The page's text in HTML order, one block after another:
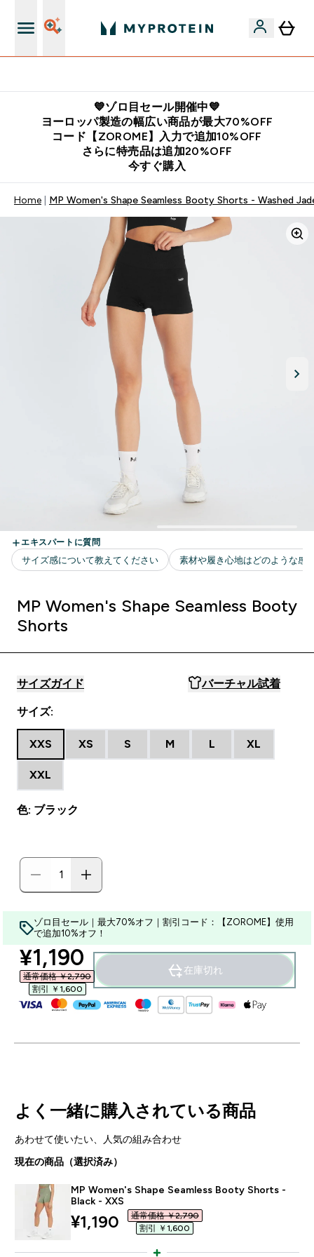
💙ゾロ目セール開催中💙
ヨーロッパ製造の幅広い商品が最大70%OFF
コード【ZOROME】入力で追加10%OFF
さらに特売品は追加20%OFF
今すぐ購入
Home MP Women's Shape Seamless Booty Shorts - Washed
MP Women's Shape Seamless Booty
Shorts
サイズガイド バーチャル試着
サイズ:
XXS XS S M L XL
XXL
色: ブラック
ゾロ目セール｜最大70%オフ｜割引コード：【ZOROME】使用
で追加10%オフ！
discounted price
¥1,190‎
通常価格 ￥2,790‎
割引 ￥1,600‎
在庫切れ
よく一緒に購入されている商品
あわせて使いたい、人気の組み合わせ
現在の商品（選択済み）
MP Women's Shape Seamless Booty Shorts -
Black - XXS
discounted price
¥1,190‎
通常価格 ￥2,790‎
割引 ￥1,600‎